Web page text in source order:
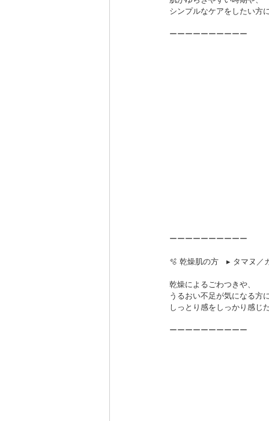
シンプルなケアをしたい方
ーーーーーーーーーー
ーーーーーーーーーー
🫧 乾燥肌の方　▸ タマヌ／
乾燥によるごわつきや、
うるおい不足が気になる方に
しっとり感をしっかり感じ
ーーーーーーーーーー